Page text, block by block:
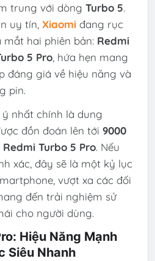
trung với dòng Turbo 5.
uy tín, Xiaomi đang rục
hai phiên bản: Redmi
5 Pro, hứa hẹn mang
đáng giá về hiệu năng và
pin.
nhất chính là dung
đồn đoán lên tới 9000
Redmi Turbo 5 Pro. Nếu
xác, đây sẽ là một kỷ lục
vượt xa các đối
đến trải nghiệm sử
cho người dùng.
Hiệu Năng Mạnh
Siêu Nhanh